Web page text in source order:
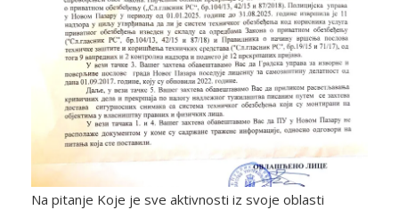
Na pitanje Koje je sve aktivnosti iz svoje oblasti